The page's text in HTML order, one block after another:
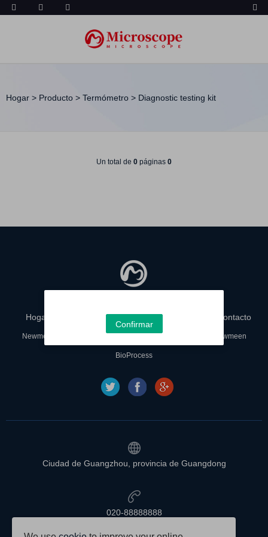
Hogar > Producto > Termómetro > Diagnostic testing kit
Un total de 0 páginas 0
Hogar Producto Contacto
Newmeen Newmeen
BioProcess
Ciudad de Guangzhou, provincia de Guangdong
020-88888888
Confirmar